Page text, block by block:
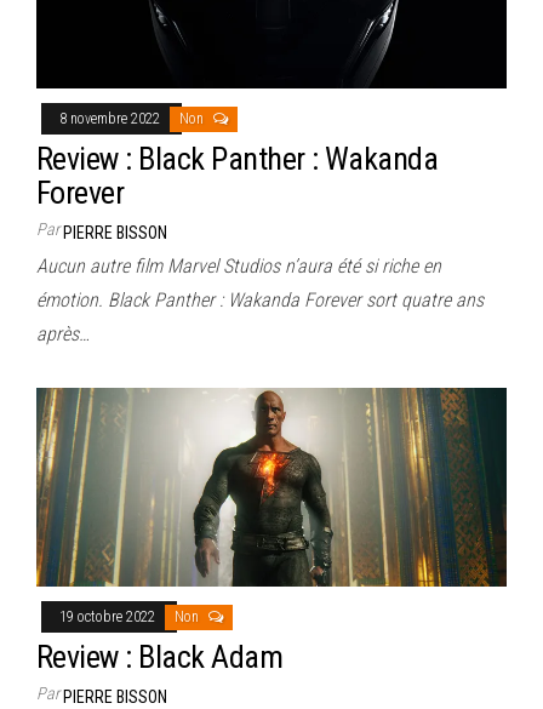
8 novembre 2022 Non
Review : Black Panther : Wakanda
Forever
ParPIERRE BISSON
Aucun autre film Marvel Studios n’aura été si riche en
émotion. Black Panther : Wakanda Forever sort quatre ans
après…
19 octobre 2022 Non
Review : Black Adam
ParPIERRE BISSON